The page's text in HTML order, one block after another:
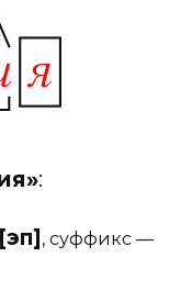
:
[эп], суффикс —